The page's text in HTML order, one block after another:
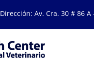
Dirección: Av. Cra. 30 # 86